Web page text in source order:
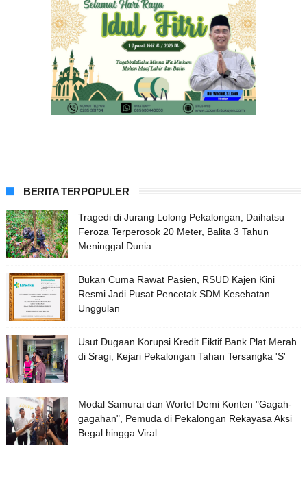
BERITA TERPOPULER
Tragedi di Jurang Lolong Pekalongan, Daihatsu
Feroza Terperosok 20 Meter, Balita 3 Tahun
Meninggal Dunia
Bukan Cuma Rawat Pasien, RSUD Kajen Kini
Resmi Jadi Pusat Pencetak SDM Kesehatan
Unggulan
Usut Dugaan Korupsi Kredit Fiktif Bank Plat Merah
di Sragi, Kejari Pekalongan Tahan Tersangka 'S'
Modal Samurai dan Wortel Demi Konten "Gagah-
gagahan", Pemuda di Pekalongan Rekayasa Aksi
Begal hingga Viral